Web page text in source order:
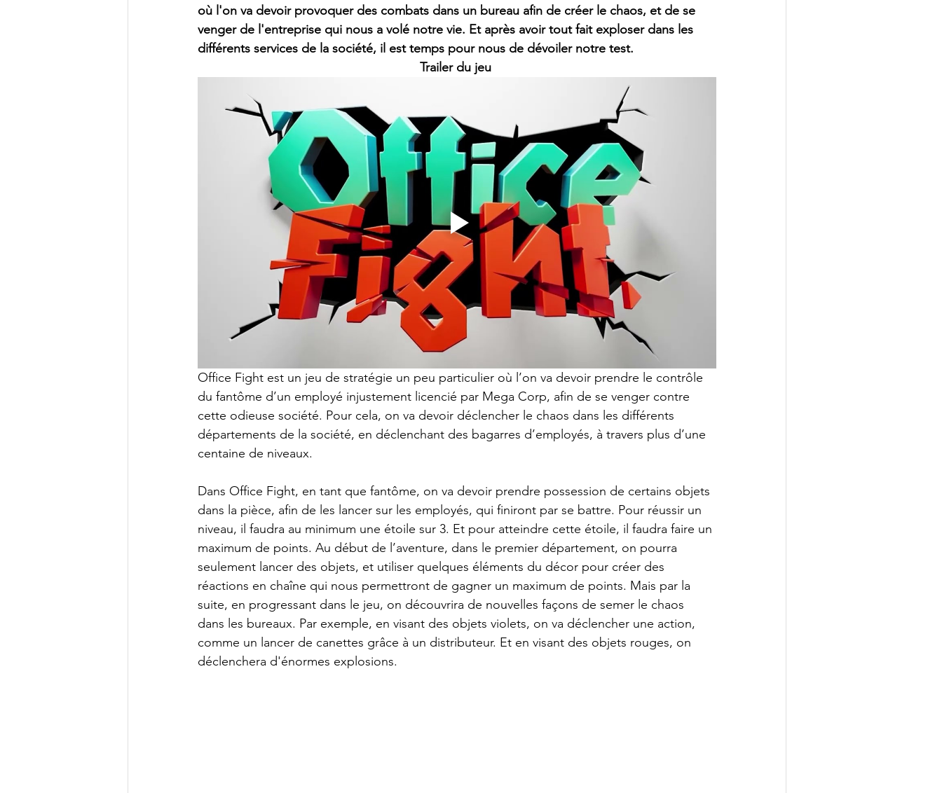
où l'on va devoir provoquer des combats dans un bureau afin de créer le chaos, et de se
venger de l'entreprise qui nous a volé notre vie. Et après avoir tout fait exploser dans les
différents services de la société, il est temps pour nous de dévoiler notre test.
Trailer du jeu
Office Fight est un jeu de stratégie un peu particulier où l’on va devoir prendre le contrôle
du fantôme d’un employé injustement licencié par Mega Corp, afin de se venger contre
cette odieuse société. Pour cela, on va devoir déclencher le chaos dans les différents
départements de la société, en déclenchant des bagarres d’employés, à travers plus d’une
centaine de niveaux.
Dans Office Fight, en tant que fantôme, on va devoir prendre possession de certains objets
dans la pièce, afin de les lancer sur les employés, qui finiront par se battre. Pour réussir un
niveau, il faudra au minimum une étoile sur 3. Et pour atteindre cette étoile, il faudra faire un
maximum de points. Au début de l’aventure, dans le premier département, on pourra
seulement lancer des objets, et utiliser quelques éléments du décor pour créer des
réactions en chaîne qui nous permettront de gagner un maximum de points. Mais par la
suite, en progressant dans le jeu, on découvrira de nouvelles façons de semer le chaos
dans les bureaux. Par exemple, en visant des objets violets, on va déclencher une action,
comme un lancer de canettes grâce à un distributeur. Et en visant des objets rouges, on
déclenchera d'énormes explosions.